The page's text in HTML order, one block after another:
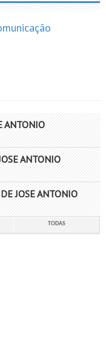
ANTONIO
ANTONIO
JOSE ANTONIO
TODAS